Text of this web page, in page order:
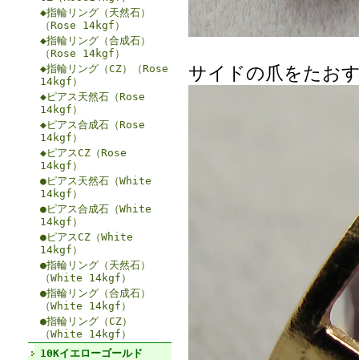
◆指輪リング（天然石）
（Rose 14kgf）
◆指輪リング（合成石）
（Rose 14kgf）
◆指輪リング（CZ）（Rose
14kgf）
◆ピアス天然石（Rose
14kgf）
◆ピアス合成石（Rose
14kgf）
◆ピアスCZ（Rose
14kgf）
●ピアス天然石（White
14kgf）
●ピアス合成石（White
14kgf）
●ピアスCZ（White
14kgf）
●指輪リング（天然石）
（White 14kgf）
●指輪リング（合成石）
（White 14kgf）
●指輪リング（CZ）
（White 14kgf）
10Kイエローゴールド
サイドの爪をたお